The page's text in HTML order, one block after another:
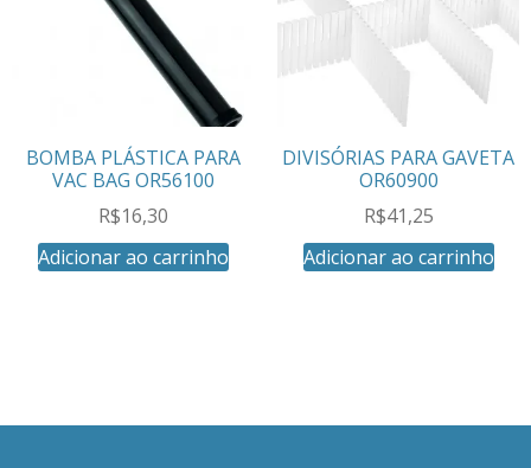
BOMBA PLÁSTICA PARA
VAC BAG OR56100
R$16,30
Adicionar ao carrinho
DIVISÓRIAS PARA GAVETA
OR60900
R$41,25
Adicionar ao carrinho